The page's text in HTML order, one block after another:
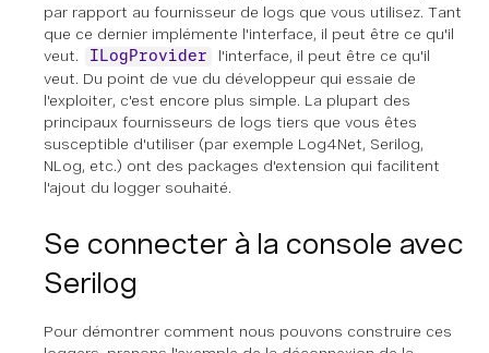
par rapport au fournisseur de logs que vous utilisez. Tant
que ce dernier implémente l'interface, il peut être ce qu'il
veut.
ILogProvider
l'interface, il peut être ce qu'il
veut. Du point de vue du développeur qui essaie de
l'exploiter, c'est encore plus simple. La plupart des
principaux fournisseurs de logs tiers que vous êtes
susceptible d'utiliser (par exemple Log4Net, Serilog,
NLog, etc.) ont des packages d'extension qui facilitent
l'ajout du logger souhaité.
Se connecter à la console avec
Serilog
Pour démontrer comment nous pouvons construire ces